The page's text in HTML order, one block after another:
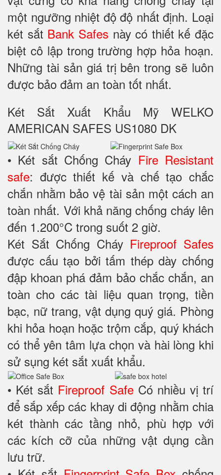
một ngưỡng nhiệt độ độ nhất định. Loại
két sắt Bank Safes này có thiết kế đặc
biệt cô lập trong trường hợp hỏa hoạn.
Những tài sản giá trị bên trong sẽ luôn
được bảo đảm an toàn tốt nhất.
Két Sắt Xuất Khẩu Mỹ WELKO
AMERICAN SAFES US1080 DK
• Két sắt Chống Cháy Fire Resistant
safe: được thiết kế và chế tạo chắc
chắn nhằm bảo vệ tài sản một cách an
toàn nhất. Với khả năng chống cháy lên
đến 1.200°C trong suốt 2 giờ.
Két Sắt Chống Cháy Fireproof Safes
được cấu tạo bởi tấm thép dày chống
đập khoan phá đảm bảo chắc chắn, an
toàn cho các tài liệu quan trọng, tiền
bạc, nữ trang, vật dụng quý giá. Phòng
khi hỏa hoạn hoặc trộm cắp, quý khách
có thể yên tâm lựa chọn và hài lòng khi
sử sụng két sắt xuất khẩu.
• Két sắt Fireproof SafeCó nhiều vị trí
để sắp xếp các khay di động nhằm chia
két thành các tầng nhỏ, phù hợp với
các kích cỡ của những vật dụng cần
lưu trữ.